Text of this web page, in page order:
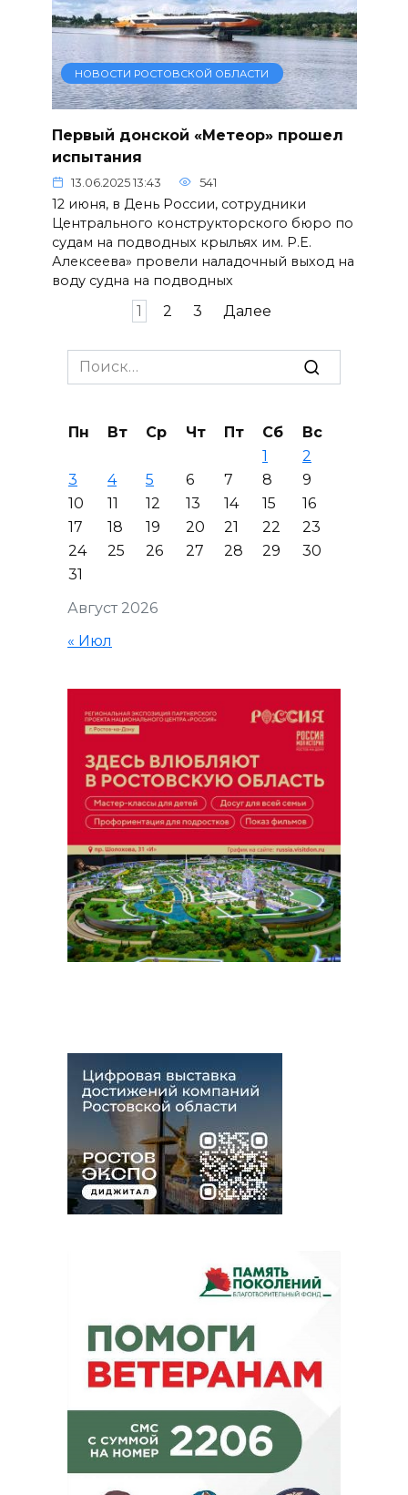
НОВОСТИ РОСТОВСКОЙ ОБЛАСТИ
Первый донской «Метеор» прошел
испытания
13.06.2025 13:43 541
12 июня, в День России, сотрудники
Центрального конструкторского бюро по
судам на подводных крыльях им. Р.Е.
Алексеева» провели наладочный выход на
воду судна на подводных
1 2 3 Далее
Search
for:
Август 2026
Пн Вт Ср Чт Пт Сб
Вс
1
2
3
4 5 6 7 8
9
10
11 12 13 14 15
16
17
18 19 20 21 22
23
24
25 26 27 28 29
30
31
« Июл